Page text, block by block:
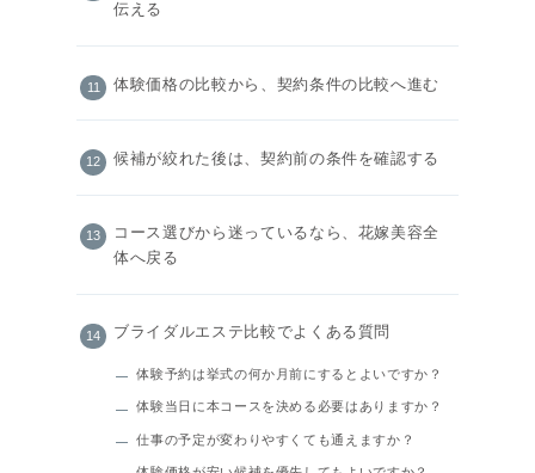
伝える
体験価格の比較から、契約条件の比較へ進む
候補が絞れた後は、契約前の条件を確認する
コース選びから迷っているなら、花嫁美容全
体へ戻る
ブライダルエステ比較でよくある質問
体験予約は挙式の何か月前にするとよいですか？
体験当日に本コースを決める必要はありますか？
仕事の予定が変わりやすくても通えますか？